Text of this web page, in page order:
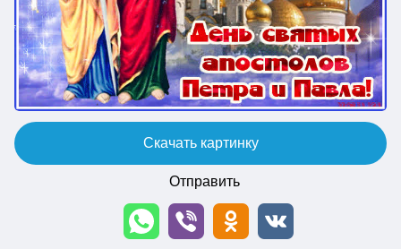
Скачать картинку
Отправить